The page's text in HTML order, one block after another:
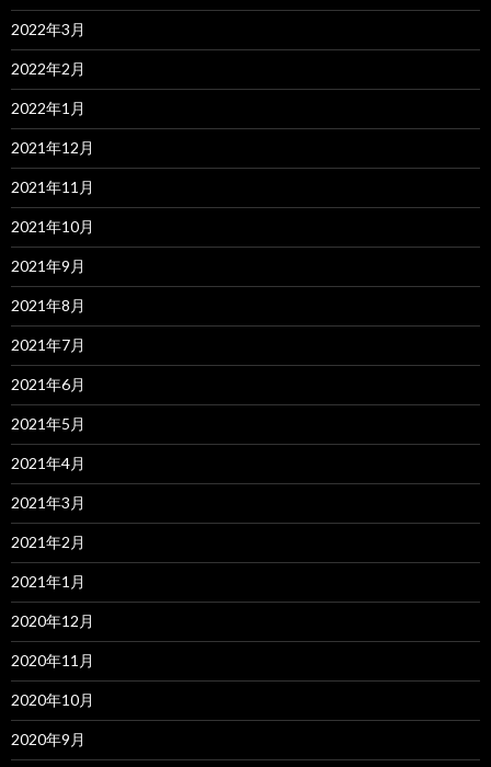
2022年3月
2022年2月
2022年1月
2021年12月
2021年11月
2021年10月
2021年9月
2021年8月
2021年7月
2021年6月
2021年5月
2021年4月
2021年3月
2021年2月
2021年1月
2020年12月
2020年11月
2020年10月
2020年9月